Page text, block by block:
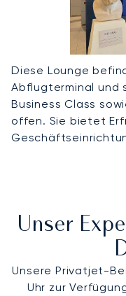
Diese Lounge
Abflugterminal und
Business Class
offen. Sie bietet
Unser
Unsere Privatjet-
Uhr zur